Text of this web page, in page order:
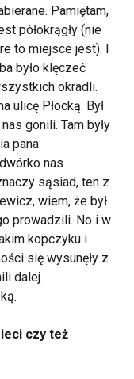
Pamiętam,
półokrągły (nie
to miejsce jest). I
było klęczeć
okradli.
ulicę Płocką. Był
gonili. Tam były
pana
nas
sąsiad, ten z
wiem, że był
prowadzili. No i w
kopczyku i
się wysunęły z
dalej.
czy też